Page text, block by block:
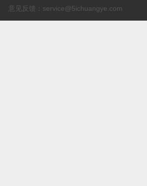
意见反馈：service@5ichuangye.com